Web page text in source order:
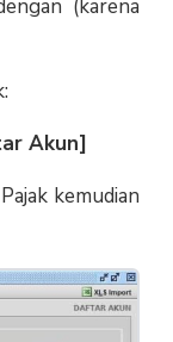
(karena
Akun]
kemudian